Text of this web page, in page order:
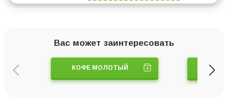
Вас может заинтересовать
КОФЕ МОЛОТЫЙ